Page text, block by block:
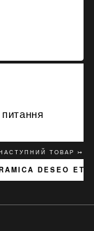
ТОВАР ↣
DESEO